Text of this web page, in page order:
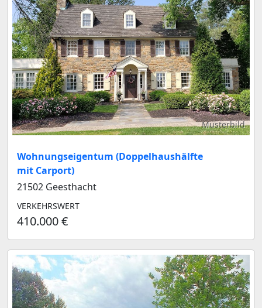
Musterbild
Wohnungseigentum (Doppelhaushälfte
mit Carport)
21502 Geesthacht
VERKEHRSWERT
410.000 €